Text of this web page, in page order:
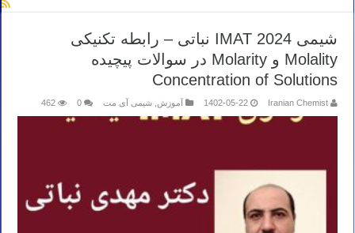
شیمی IMAT 2024 نباتی – رابطه تکنیکی
Molality و Molarity در سوالات پیچیده
Concentration of Solutions
Iranian Chemist
1402-05-22 آموزش شیمی آی مت 0
462